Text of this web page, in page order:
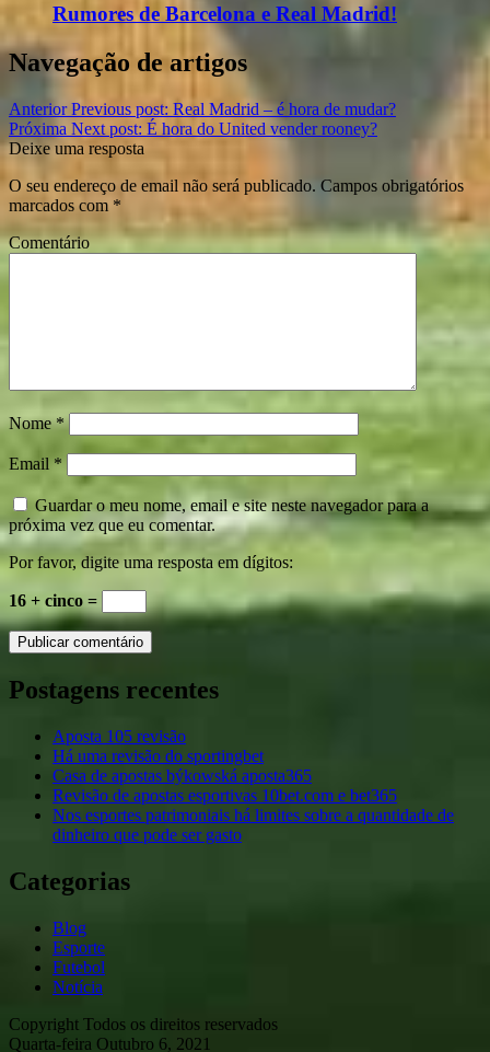
Rumores de Barcelona e Real Madrid!
Navegação de artigos
Anterior Previous post: Real Madrid – é hora de mudar?
Próxima Next post: É hora do United vender rooney?
Deixe uma resposta
O seu endereço de email não será publicado. Campos obrigatórios
marcados com *
Comentário
Nome*
Email *
Guardar o meu nome, email e site neste navegador para a
próxima vez que eu comentar.
Por favor, digite uma resposta em dígitos:
16 + cinco =
Postagens recentes
Aposta 105 revisão
Há uma revisão do sportingbet
Casa de apostas býkowská aposta365
Revisão de apostas esportivas 10bet.com e bet365
Nos esportes patrimoniais há limites sobre a quantidade de
dinheiro que pode ser gasto
Categorias
Blog
Esporte
Futebol
Notícia
Copyright Todos os direitos reservados
Quarta-feira Outubro 6, 2021